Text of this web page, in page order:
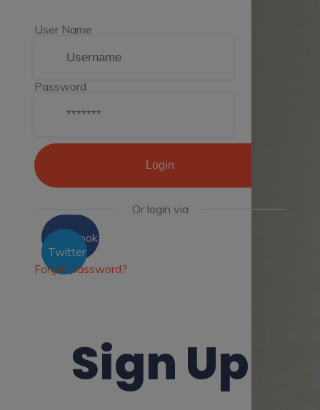
User Name
Password
Login
Or login via
Facebook
Twitter
Forgot password?
Sign Up